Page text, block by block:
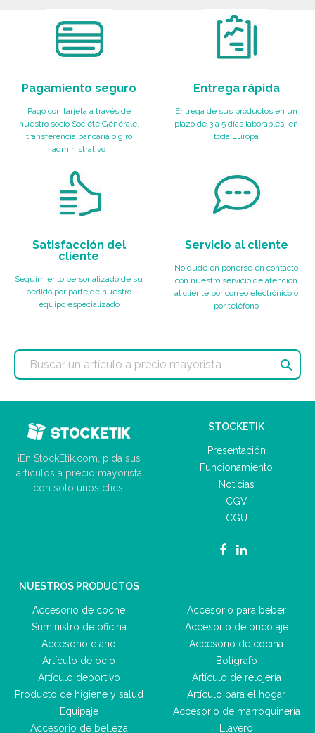
Pagamiento seguro
Pago con tarjeta a través de
nuestro socio Société Générale,
transferencia bancaria o giro
administrativo
Entrega rápida
Entrega de sus productos en un
plazo de 3 a 5 días laborables, en
toda Europa
Satisfacción del
cliente
Seguimiento personalizado de su
pedido por parte de nuestro
equipo especializado
Servicio al cliente
No dude en ponerse en contacto
con nuestro servicio de atención
al cliente por correo electrónico o
por teléfono

¡En StockEtik.com, pida sus
artículos a precio mayorista
con solo unos clics!
STOCKETIK
Presentación
Funcionamiento
Noticias
CGV
CGU
NUESTROS PRODUCTOS
Accesorio de coche
Suministro de oficina
Accesorio diario
Artículo de ocio
Artículo deportivo
Producto de higiene y salud
Equipaje
Accesorio de belleza
Accesorio para beber
Accesorio de bricolaje
Accesorio de cocina
Bolígrafo
Artículo de relojería
Artículo para el hogar
Accesorio de marroquinería
Llavero